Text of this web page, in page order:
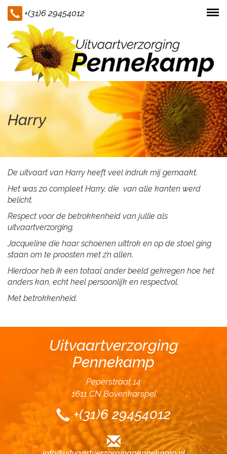
+(31)6 29454012
Harry
De uitvaart van Harry heeft veel indruk mij gemaakt.
Het was zo compleet Harry, die van alle kanten werd
belicht.
Respect voor de betrokkenheid van jullie als
uitvaartverzorging.
Jacqueline die haar schoenen uittrok en op de stoel ging
staan om te proosten met z’n allen.
Hierdoor heb ik een totaal ander beeld gekregen hoe het
anders kan, echt heel persoonlijk en respectvol.
Met betrokkenheid.
Uitvaartverzorging
Pennekamp
Peperstraat 14
1611 CN Bovenkarspel
+(31)6 29454012